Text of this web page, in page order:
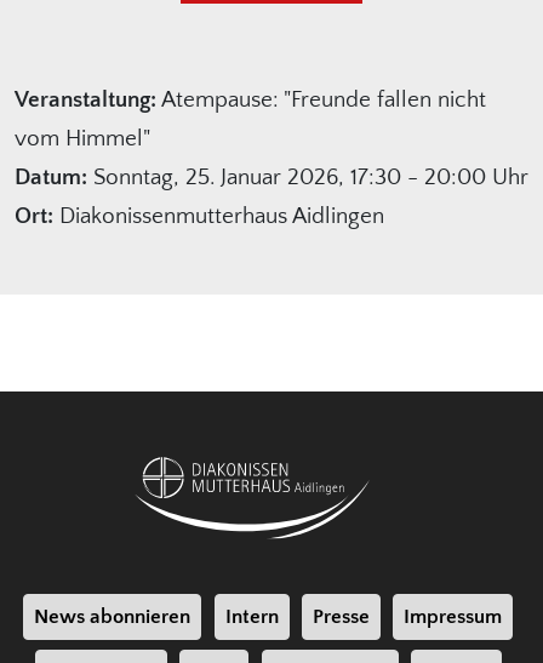
Veranstaltung: Atempause: "Freunde fallen nicht
vom Himmel"
Datum: Sonntag, 25. Januar 2026, 17:30 - 20:00 Uhr
Ort: Diakonissenmutterhaus Aidlingen
News abonnieren Intern Presse Impressum